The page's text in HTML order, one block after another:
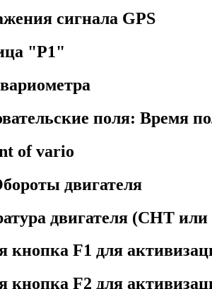
сигнала GPS
"P1"
поля: Время
of vario
двигателя
двигателя (CHT или
кнопка F1 для
кнопка F2 для